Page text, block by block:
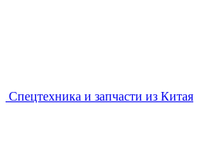
Спецтехника и запчасти из Китая